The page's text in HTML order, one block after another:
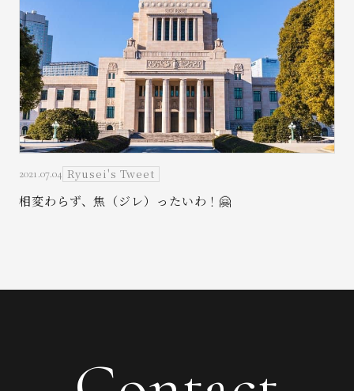
2021.07.04 Ryusei's Tweet
相変わらず、焦（ジレ）ったいわ！🤗